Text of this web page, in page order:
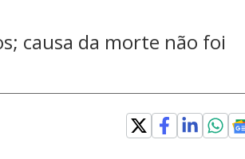
causa da morte não foi